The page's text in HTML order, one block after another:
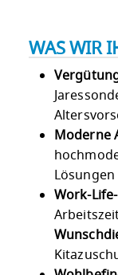
WAS WIR
Moderne
Lösungen
Work-